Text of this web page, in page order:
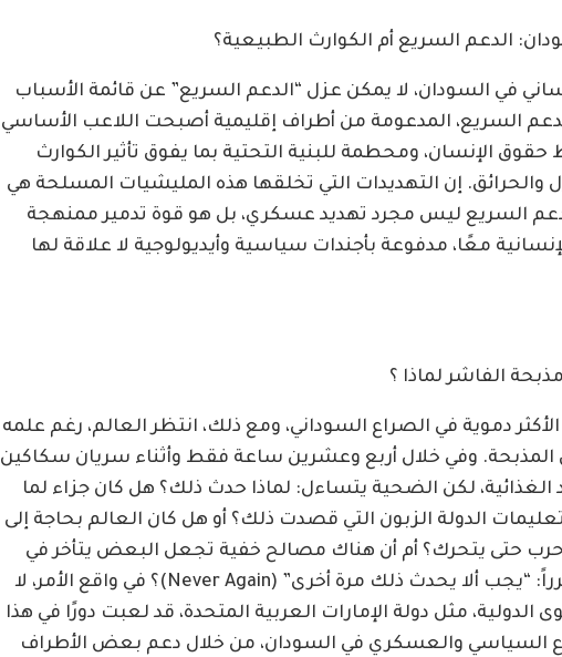
الدعم السريع أم الكوارث الطبيعية؟
في السودان، لا يمكن عزل “الدعم السريع” عن قائمة الأسباب
الدعم السريع، المدعومة من أطراف إقليمية أصبحت اللاعب الأساسي
الإنسان، ومحطمة للبنية التحتية بما يفوق تأثير الكوارث
والحرائق. إن التهديدات التي تخلقها هذه المليشيات المسلحة هي
السريع ليس مجرد تهديد عسكري، بل هو قوة تدمير ممنهجة
معًا، مدفوعة بأجندات سياسية وأيديولوجية لا علاقة لها
الفاشر لماذا ؟
دموية في الصراع السوداني، ومع ذلك، انتظر العالم، رغم علمه
المذبحة. وفي خلال أربع وعشرين ساعة فقط وأثناء سريان سكاكين
الغذائية، لكن الضحية يتساءل: لماذا حدث ذلك؟ هل كان جزاء لما
الدولة الزبون التي قصدت ذلك؟ أو هل كان العالم بحاجة إلى
حرب حتى يتحرك؟ أم أن هناك مصالح خفية تجعل البعض يتأخر في
اتخاذ موقف حاسم، الذي قيل مكرراً: “يجب ألا يحدث ذلك مرة أخرى” (Never Again)؟ في واقع الأمر، لا
مثل دولة الإمارات العربية المتحدة، قد لعبت دورًا في هذا
السياسي والعسكري في السودان، من خلال دعم بعض الأطراف